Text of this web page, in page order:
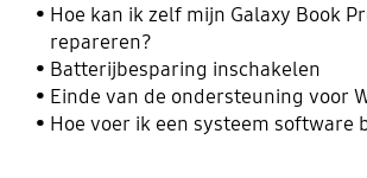
Hoe kan ik zelf mijn Galaxy Book
repareren?
Batterijbesparing inschakelen
Einde van de ondersteuning voor
Hoe voer ik een systeem software